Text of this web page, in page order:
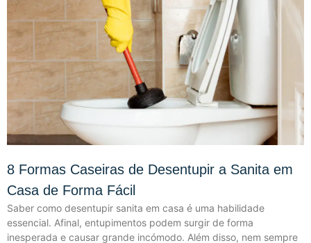
8 Formas Caseiras de Desentupir a Sanita em
Casa de Forma Fácil
Saber como desentupir sanita em casa é uma habilidade
essencial. Afinal, entupimentos podem surgir de forma
inesperada e causar grande incómodo. Além disso, nem sempre